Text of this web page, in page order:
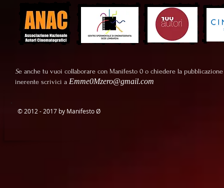
Se anche tu vuoi collaborare con Manifesto 0 o chiedere la
inerente scrivici a Emme0Mzero@gmail.com
© 2012 - 2017 by ManifestoØ